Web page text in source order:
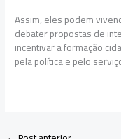
Assim, eles podem
debater propostas de
incentivar a formação
pela política e pelo